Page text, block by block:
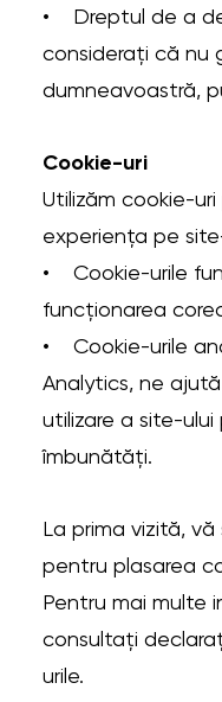
• Dreptul de a
considerați că nu
dumneavoastră,
Cookie-uri
Utilizăm cookie-
experiența pe
• Cookie-urile
funcționarea
• Cookie-urile
Analytics, ne
utilizare a site-
îmbunătăți.
La prima vizită,
pentru plasarea
Pentru mai multe
consultați
urile.